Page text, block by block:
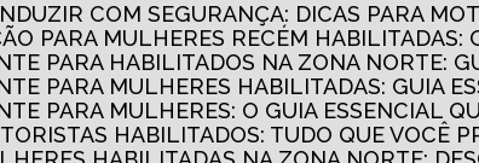
COM SEGURANÇA: DICAS PARA
PARA MULHERES RECÉM HABILITADAS:
PARA HABILITADOS NA ZONA NORTE:
PARA MULHERES HABILITADAS: GUIA
PARA MULHERES: O GUIA ESSENCIAL
HABILITADOS: TUDO QUE VOCÊ